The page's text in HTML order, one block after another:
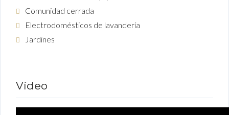
Comunidad cerrada
Electrodomésticos de lavandería
Jardines
Vídeo